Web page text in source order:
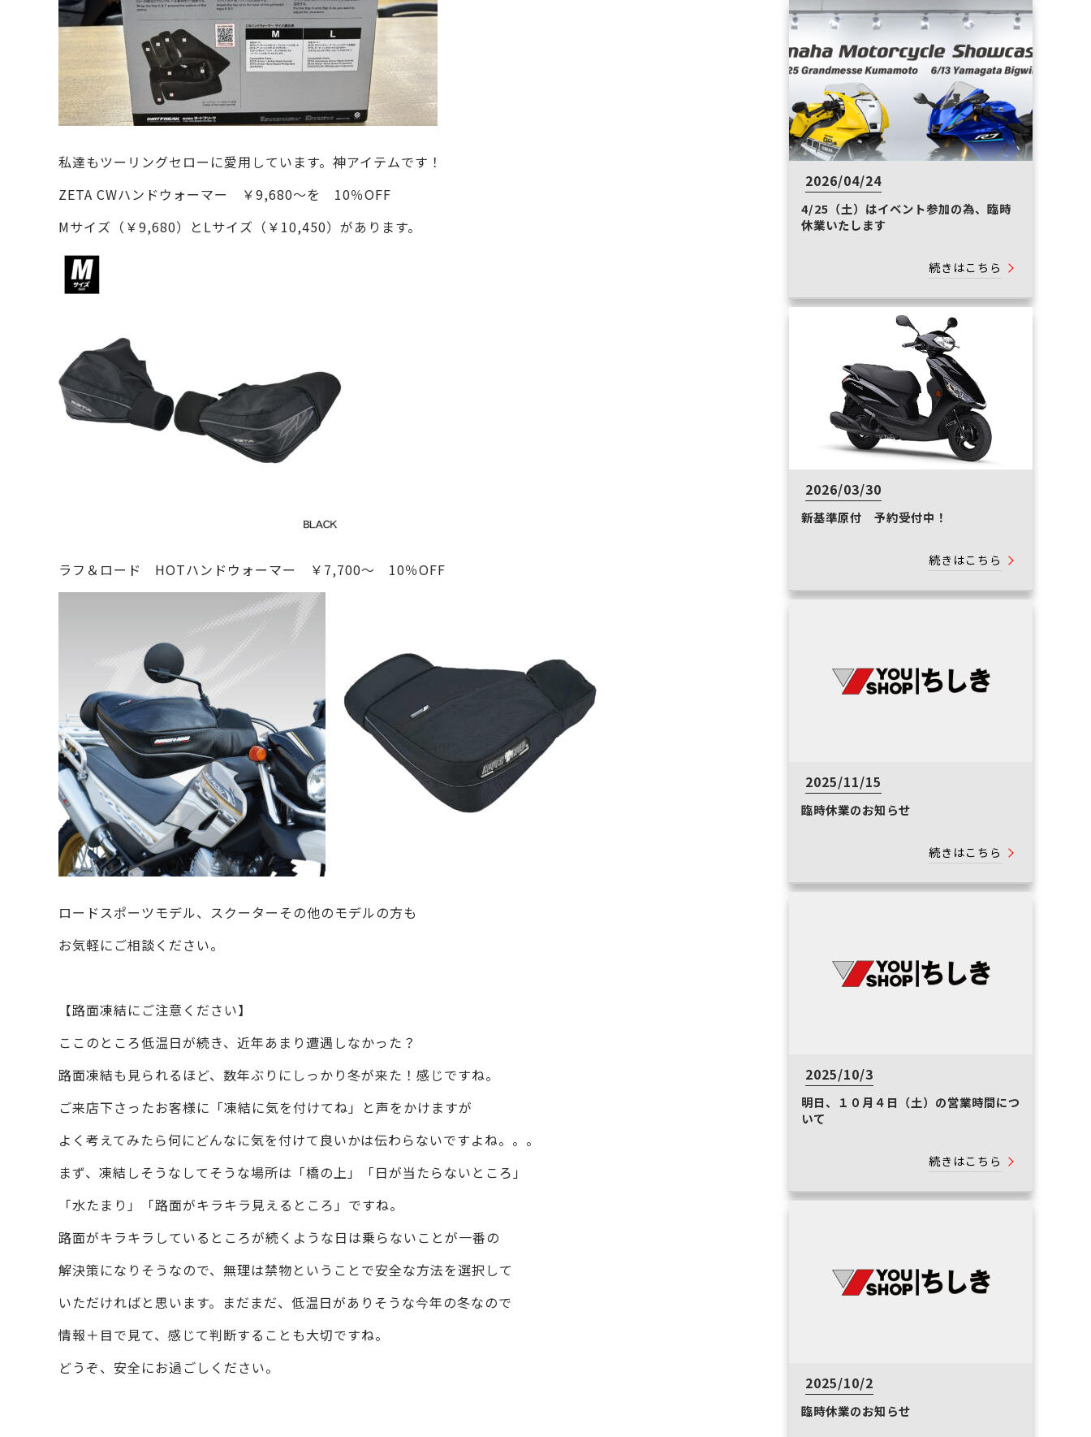
私達もツーリングセローに愛用しています。神アイテムです！
ZETA CWハンドウォーマー ￥9,680～を 10％OFF
Mサイズ（￥9,680）とLサイズ（￥10,450）があります。
ラフ＆ロード HOTハンドウォーマー ￥7,700～ 10％OFF
ロードスポーツモデル、スクーターその他のモデルの方も
お気軽にご相談ください。
【路面凍結にご注意ください】
ここのところ低温日が続き、近年あまり遭遇しなかった？
路面凍結も見られるほど、数年ぶりにしっかり冬が来た！感じですね。
ご来店下さったお客様に「凍結に気を付けてね」と声をかけますが
よく考えてみたら何にどんなに気を付けて良いかは伝わらないですよね。。。
まず、凍結しそうなしてそうな場所は「橋の上」「日が当たらないところ」
「水たまり」「路面がキラキラ見えるところ」ですね。
路面がキラキラしているところが続くような日は乗らないことが一番の
解決策になりそうなので、無理は禁物ということで安全な方法を選択して
いただければと思います。まだまだ、低温日がありそうな今年の冬なので
情報＋目で見て、感じて判断することも大切ですね。
どうぞ、安全にお過ごしください。
2026/04/24
4/25（土）はイベント参加の為、臨時
休業いたします
続きはこちら
2026/03/30
新基準原付 予約受付中！
続きはこちら
2025/11/15
臨時休業のお知らせ
続きはこちら
2025/10/3
明日、１０月４日（土）の営業時間につ
いて
続きはこちら
2025/10/2
臨時休業のお知らせ